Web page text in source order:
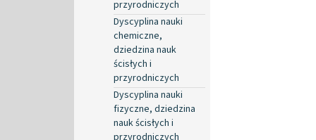
przyrodniczych
Dyscyplina nauki
chemiczne,
dziedzina nauk
ścisłych i
przyrodniczych
Dyscyplina nauki
fizyczne, dziedzina
nauk ścisłych i
przyrodniczych